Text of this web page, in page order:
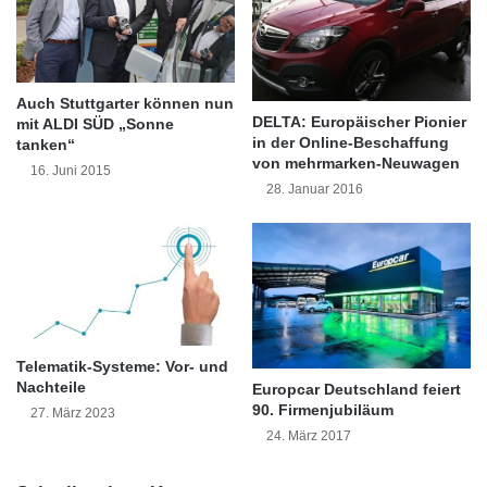
Werkstätten erkennen frühzeitig kleine
Defekte. Diese lassen sich meist kostengünstig
beheben. Ohne Kontrolle entstehen oft
Folgeschäden, die deutlich teurer sind.
die Technik, sondern auch das Budget.
Ölwechsel und Flüssigkeiten
richtig im Blick behalten
Motoröl übernimmt mehrere Aufgaben. Es
schmiert Bauteile, reduziert Reibung und kühlt
n
?
F
i
n
a
ö
Auch Stuttgarter können nun
mit ALDI SÜD „Sonne
tanken“
16. Juni 2015
DELTA: Europäischer Pionier
in der Online-Beschaffung
von mehrmarken-Neuwagen
28. Januar 2016
Telematik-Systeme: Vor- und
Nachteile
27. März 2023
Europcar Deutschland feiert
90. Firmenjubiläum
24. März 2017